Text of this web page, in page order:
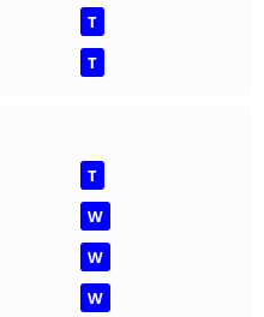
T
T
T
W
W
W